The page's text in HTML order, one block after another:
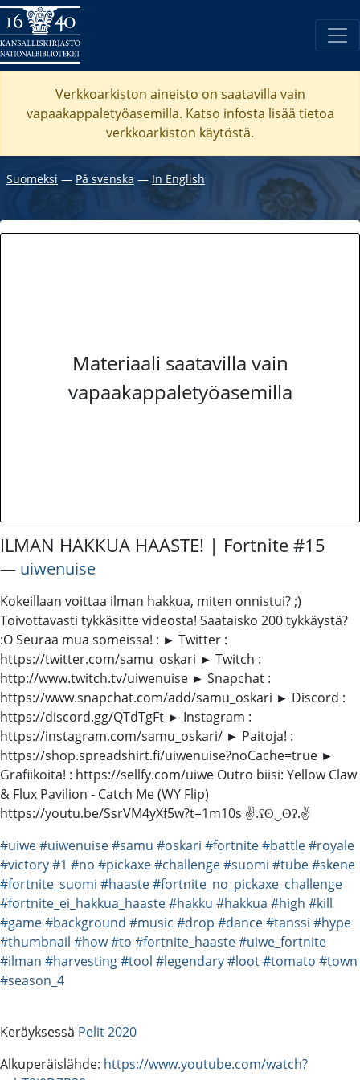
Verkkoarkiston aineisto on saatavilla vain
vapaakappaletyöasemilla. Katso infosta lisää tietoa
verkkoarkiston käytöstä.
Suomeksi ― På svenska ― In English
Materiaali saatavilla vain
vapaakappaletyöasemilla
ILMAN HAKKUA HAASTE! | Fortnite #15
― uiwenuise
Kokeillaan voittaa ilman hakkua, miten onnistui? ;)
Toivottavasti tykkäsitte videosta! Saataisko 200 tykkäystä?
:O Seuraa mua someissa! : ► Twitter :
https://twitter.com/samu_oskari ► Twitch :
http://www.twitch.tv/uiwenuise ► Snapchat :
https://www.snapchat.com/add/samu_oskari ► Discord :
https://discord.gg/QTdTgFt ► Instagram :
https://instagram.com/samu_oskari/ ► Paitoja! :
https://shop.spreadshirt.fi/uiwenuise?noCache=true ►
Grafiikoita! : https://sellfy.com/uiwe Outro biisi: Yellow Claw
& Flux Pavilion - Catch Me (WY Flip)
https://youtu.be/SsrVM4yXf5w?t=1m10s ✌.ʕʘ‿ʘʔ.✌
#uiwe#uiwenuise#samu #oskari #fortnite#battle#royale
#victory#1 #no #pickaxe#challenge#suomi #tube#skene
#fortnite_suomi #haaste#fortnite_no_pickaxe_challenge
#fortnite_ei_hakkua_haaste#hakku #hakkua #high #kill
#game#background #music #drop #dance#tanssi #hype
#thumbnail #how#to #fortnite_haaste#uiwe_fortnite
#ilman #harvesting#tool #legendary#loot#tomato #town
#season_4
Keräyksessä Pelit 2020
Alkuperäislähde: https://www.youtube.com/watch?